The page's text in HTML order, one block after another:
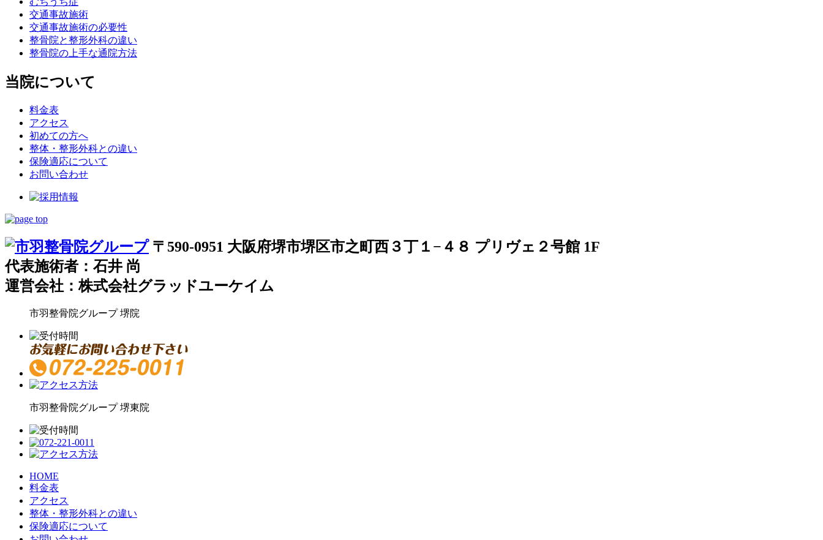
交通事故施術
交通事故施術の必要性
整骨院と整形外科の違い
整骨院の上手な通院方法
当院について
料金表
アクセス
初めての方へ
整体・整形外科との違い
保険適応について
お問い合わせ
〒590-0951 大阪府堺市堺区市之町西３丁１−４８ プリヴェ２号館 1F
代表施術者：石井 尚
運営会社：株式会社グラッドユーケイム
市羽整骨院グループ堺院
市羽整骨院グループ堺東院
HOME
料金表
アクセス
整体・整形外科との違い
保険適応について